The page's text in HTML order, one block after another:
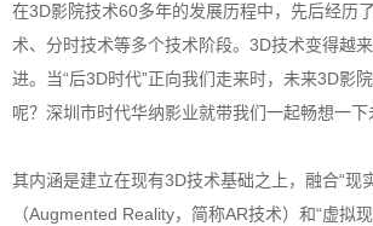
在3D影院技术60多年的发展历程中，先后经历
术、分时技术等多个技术阶段。3D技术变得越
进。当“后3D时代”正向我们走来时，未来3D影
呢？深圳市时代华纳影业就带我们一起畅想一下
其内涵是建立在现有3D技术基础之上，融合“现
（Augmented Reality，简称AR技术）和“虚拟